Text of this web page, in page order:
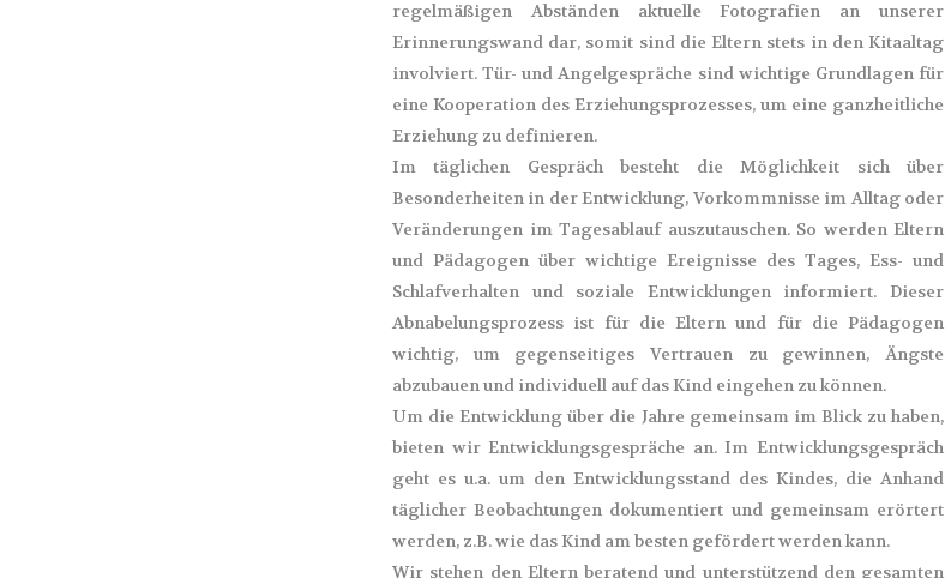
regelmäßigen Abständen aktuelle Fotografien an unserer
Erinnerungswand dar, somit sind die Eltern stets in den Kitaaltag
involviert. Tür- und Angelgespräche sind wichtige Grundlagen für
eine Kooperation des Erziehungsprozesses, um eine ganzheitliche
Erziehung zu definieren.
Im täglichen Gespräch besteht die Möglichkeit sich über
Besonderheiten in der Entwicklung, Vorkommnisse im Alltag oder
Veränderungen im Tagesablauf auszutauschen. So werden Eltern
und Pädagogen über wichtige Ereignisse des Tages, Ess- und
Schlafverhalten und soziale Entwicklungen informiert. Dieser
Abnabelungsprozess ist für die Eltern und für die Pädagogen
wichtig, um gegenseitiges Vertrauen zu gewinnen, Ängste
abzubauen und individuell auf das Kind eingehen zu können.
Um die Entwicklung über die Jahre gemeinsam im Blick zu haben,
bieten wir Entwicklungsgespräche an. Im Entwicklungsgespräch
geht es u.a. um den Entwicklungsstand des Kindes, die Anhand
täglicher Beobachtungen dokumentiert und gemeinsam erörtert
werden, z.B. wie das Kind am besten gefördert werden kann.
Wir stehen den Eltern beratend und unterstützend den gesamten